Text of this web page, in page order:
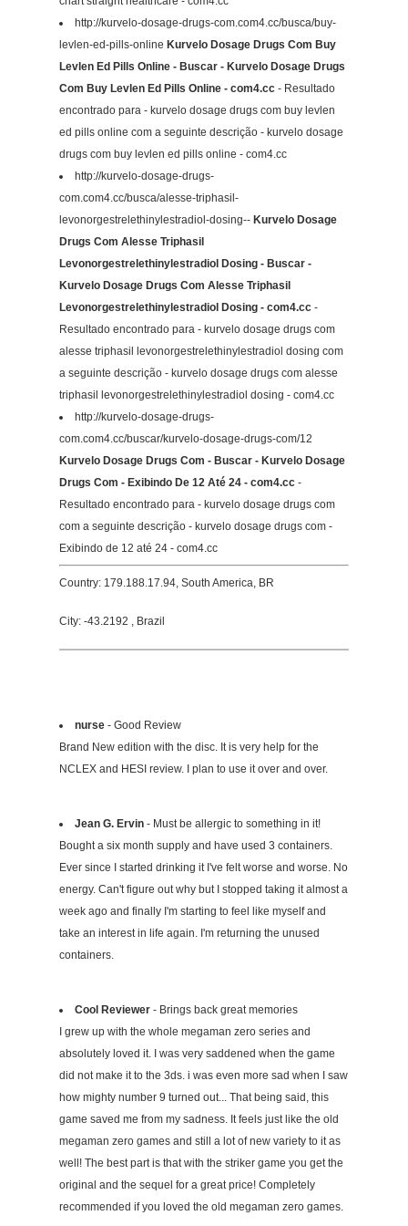
http://kurvelo-dosage-drugs-com.com4.cc/busca/buy-
levlen-ed-pills-online Kurvelo Dosage Drugs Com Buy
Levlen Ed Pills Online - Buscar - Kurvelo Dosage Drugs
Com Buy Levlen Ed Pills Online - com4.cc - Resultado
encontrado para - kurvelo dosage drugs com buy levlen
ed pills online com a seguinte descrição - kurvelo dosage
drugs com buy levlen ed pills online - com4.cc
http://kurvelo-dosage-drugs-
com.com4.cc/busca/alesse-triphasil-
levonorgestrelethinylestradiol-dosing-- Kurvelo Dosage
Drugs Com Alesse Triphasil
Levonorgestrelethinylestradiol Dosing - Buscar -
Kurvelo Dosage Drugs Com Alesse Triphasil
Levonorgestrelethinylestradiol Dosing - com4.cc -
Resultado encontrado para - kurvelo dosage drugs com
alesse triphasil levonorgestrelethinylestradiol dosing com
a seguinte descrição - kurvelo dosage drugs com alesse
triphasil levonorgestrelethinylestradiol dosing - com4.cc
http://kurvelo-dosage-drugs-
com.com4.cc/buscar/kurvelo-dosage-drugs-com/12
Kurvelo Dosage Drugs Com - Buscar - Kurvelo Dosage
Drugs Com - Exibindo De 12 Até 24 - com4.cc -
Resultado encontrado para - kurvelo dosage drugs com
com a seguinte descrição - kurvelo dosage drugs com -
Exibindo de 12 até 24 - com4.cc
Country: 179.188.17.94, South America, BR
City: -43.2192 , Brazil
nurse - Good Review
Brand New edition with the disc. It is very help for the
NCLEX and HESI review. I plan to use it over and over.
Jean G. Ervin - Must be allergic to something in it!
Bought a six month supply and have used 3 containers.
Ever since I started drinking it I've felt worse and worse. No
energy. Can't figure out why but I stopped taking it almost a
week ago and finally I'm starting to feel like myself and
take an interest in life again. I'm returning the unused
containers.
Cool Reviewer - Brings back great memories
I grew up with the whole megaman zero series and
absolutely loved it. I was very saddened when the game
did not make it to the 3ds. i was even more sad when I saw
how mighty number 9 turned out... That being said, this
game saved me from my sadness. It feels just like the old
megaman zero games and still a lot of new variety to it as
well! The best part is that with the striker game you get the
original and the sequel for a great price! Completely
recommended if you loved the old megaman zero games.